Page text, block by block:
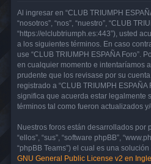
Al ingresar en “CLUB TRIUMPH
“nosotros”, “nos”, “nuestro”, “CLUB
“https://elclubtriumph.es:443”), usted
a los siguientes términos. En caso
use “CLUB TRIUMPH ESPAÑA Foro”.
en cualquier momento e intentaríamos
prudente que los revisase por su
registrado a “CLUB TRIUMPH
significa que acuerda estar legalmente
términos tal como fueron actualizados
Nuestros foros están desarrollados por
“ellos”, “sus”, “software phpBB”,
“phpBB Teams”) el cual es una
GNU General Public License v2 en